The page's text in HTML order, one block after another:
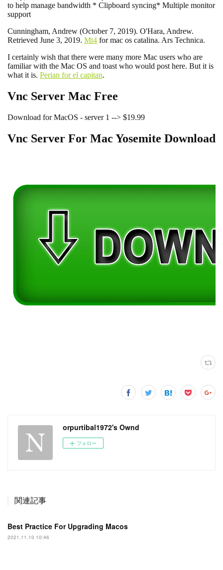
orpurtibal1972's Ownd
フォロー
関連記事
Best Practice For Upgrading Macos
2021.11.10 10:46